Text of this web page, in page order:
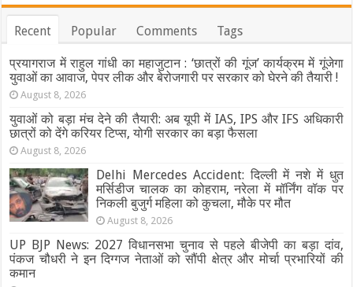
मौत,
मलबे
दबे,
रेस्क्यू
Recent Popular Comments Tags
प्रयागराज में राहुल गांधी का महाजुटान : ‘छात्रों की गूंज’ कार्यक्रम में गूंजेगा
युवाओं का आवाज, पेपर लीक और बेरोजगारी पर सरकार को घेरने की तैयारी !
August 8, 2026
युवाओं को बड़ा मंच देने की तैयारी: अब यूपी में IAS, IPS और IFS अधिकारी
छात्रों को देंगे करियर टिप्स, योगी सरकार का बड़ा फैसला
August 8, 2026
Delhi Mercedes Accident: दिल्ली में नशे में धुत
मर्सिडीज चालक का कोहराम, नरेला में मॉर्निंग वॉक पर
निकली बुजुर्ग महिला को कुचला, मौके पर मौत
August 8, 2026
UP BJP News: 2027 विधानसभा चुनाव से पहले बीजेपी का बड़ा दांव,
पंकज चौधरी ने इन दिग्गज नेताओं को सौंपी क्षेत्र और मोर्चा प्रभारियों की
कमान